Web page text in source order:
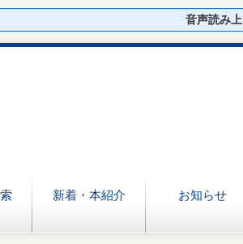
音声読み
新着・本紹介 お知らせ